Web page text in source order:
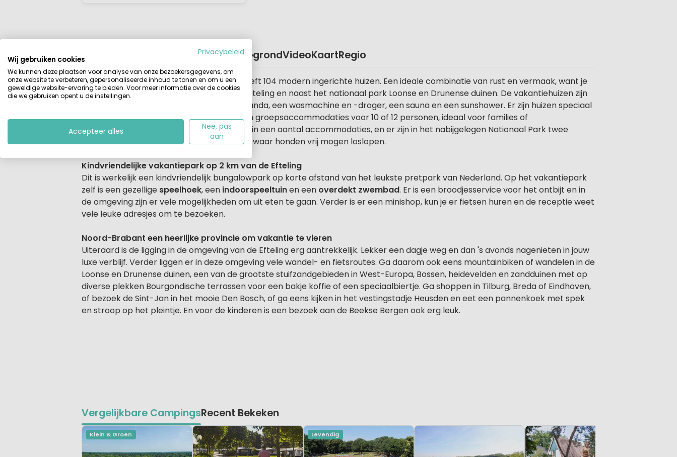
Beschrijving AccommodatiesPlattegrondVideoKaartRegio
Beschrijving
Dit kindvriendelijke Landal vakantiepark heeft 104 modern ingerichte huizen. Een ideale combinatie van rust en vermaak, want je
vakantiehuis ligt op korte afstand van de Efteling en naast het nationaal park Loonse en Drunense duinen. De vakantiehuizen zijn
luxe ingericht en hebben allemaal een veranda, een wasmachine en -droger, een sauna en een sunshower. Er zijn huizen speciaal
voor jonge gezinnen met kinderen en er zijn groepsaccommodaties voor 10 of 12 personen, ideaal voor families of
vriendengroepen. Ook honden zijn welkom in een aantal accommodaties, en er zijn in het nabijgelegen Nationaal Park twee
honden loslooproutes en een groot gebied waar honden vrij mogen loslopen.
Kindvriendelijke vakantiepark op 2 km van de Efteling
Dit is werkelijk een kindvriendelijk bungalowpark op korte afstand van het leukste pretpark van Nederland. Op het vakantiepark
zelf is een gezellige speelhoek, een indoorspeeltuinen een overdekt zwembad. Er is een broodjesservice voor het ontbijt en in
de omgeving zijn er vele mogelijkheden om uit eten te gaan. Verder is er een minishop, kun je er fietsen huren en de receptie weet
vele leuke adresjes om te bezoeken.
Noord-Brabant een heerlijke provincie om vakantie te vieren
Uiteraard is de ligging in de omgeving van de Efteling erg aantrekkelijk. Lekker een dagje weg en dan 's avonds nagenieten in jouw
luxe verblijf. Verder liggen er in deze omgeving vele wandel- en fietsroutes. Ga daarom ook eens mountainbiken of wandelen in de
Loonse en Drunense duinen, een van de grootste stuifzandgebieden in West-Europa, Bossen, heidevelden en zandduinen met op
diverse plekken Bourgondische terrassen voor een bakje koffie of een speciaalbiertje. Ga shoppen in Tilburg, Breda of Eindhoven,
of bezoek de Sint-Jan in het mooie Den Bosch, of ga eens kijken in het vestingstadje Heusden en eet een pannenkoek met spek
en stroop op het pleintje. En voor de kinderen is een bezoek aan de Beekse Bergen ook erg leuk.
Vergelijkbare CampingsRecent Bekeken
Klein & Groen Levendig
Privacybeleid
Wij gebruiken cookies
We kunnen deze plaatsen voor analyse van onze bezoekersgegevens, om
onze website te verbeteren, gepersonaliseerde inhoud te tonen en om u een
geweldige website-ervaring te bieden. Voor meer informatie over de cookies
die we gebruiken opent u de instellingen.
Accepteer alles
Nee, pas
aan